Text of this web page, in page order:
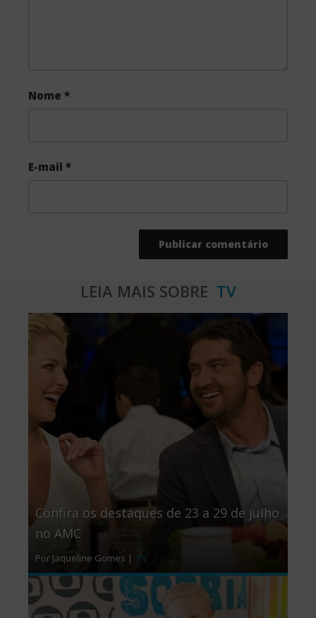
Nome *
E-mail *
LEIA MAIS SOBRE TV
Confira os destaques de 23 a 29 de julho
no AMC
Por Jaqueline Gomes | TV